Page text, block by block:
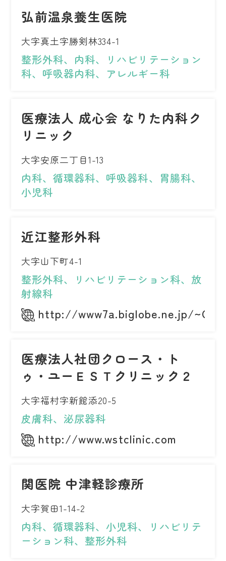
弘前温泉養生医院
大字真土字勝剣林334-1
整形外科、内科、リハビリテーション
科、呼吸器内科、アレルギー科
医療法人 成心会 なりた内科ク
リニック
大字安原二丁目1-13
内科、循環器科、呼吸器科、胃腸科、
小児科
近江整形外科
大字山下町4-1
整形外科、リハビリテーション科、放
射線科
http://www7a.biglobe.ne.jp/
医療法人社団クロース・ト
ゥ・ユーＥＳＴクリニック２
大字福村字新館添20-5
皮膚科、泌尿器科
http://www.wstclinic.com
関医院 中津軽診療所
大字賀田1-14-2
内科、循環器科、小児科、リハビリテ
ーション科、整形外科